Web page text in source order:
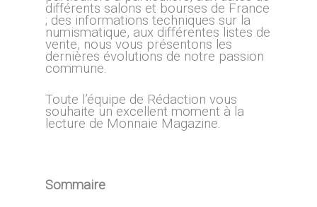
différents salons et bourses de France
; des informations techniques sur la
numismatique, aux différentes listes de
vente, nous vous présentons les
dernières évolutions de notre passion
commune.
Toute l’équipe de Rédaction vous
souhaite un excellent moment à la
lecture de Monnaie Magazine.
Sommaire